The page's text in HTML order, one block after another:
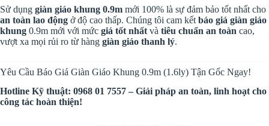
Sử dụng giàn giáo khung 0.9m mới 100% là sự đảm bảo tốt nhất cho
an toàn lao động ở độ cao thấp. Chúng tôi cam kết báo giá giàn giáo
khung 0.9m mới với mức giá tốt nhất và tiêu chuẩn an toàn cao,
vượt xa mọi rủi ro từ hàng giàn giáo thanh lý.
Yêu Cầu Báo Giá Giàn Giáo Khung 0.9m (1.6ly) Tận Gốc Ngay!
Hotline Kỹ thuật: 0968 01 7557 – Giải pháp an toàn, linh hoạt cho
công tác hoàn thiện!